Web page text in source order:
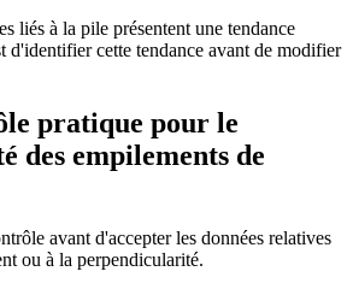
liés à la pile présentent une tendance
d'identifier cette tendance avant de modifier
pratique pour le
des empilements de
avant d'accepter les données relatives
ou à la perpendicularité.